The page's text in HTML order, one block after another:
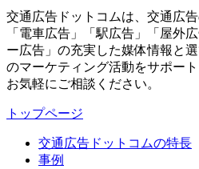
交通広告ドットコムは、交通広
「電車広告」「駅広告」「屋外
ー広告」の充実した媒体情報と
のマーケティング活動をサポート
お気軽にご相談ください。
トップページ
交通広告ドットコムの特長
事例